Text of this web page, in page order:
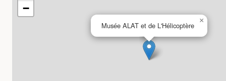
Musée ALAT et de L'Hélicoptère
×
−